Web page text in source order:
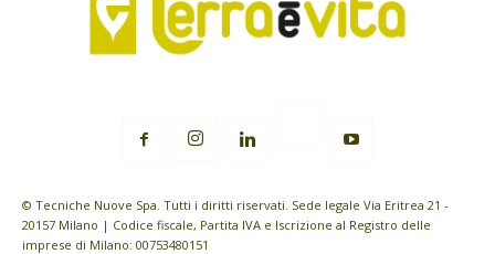
© Tecniche Nuove Spa. Tutti i diritti riservati. Sede legale Via Eritrea 21 -
20157 Milano | Codice fiscale, Partita IVA e Iscrizione al Registro delle
imprese di Milano: 00753480151